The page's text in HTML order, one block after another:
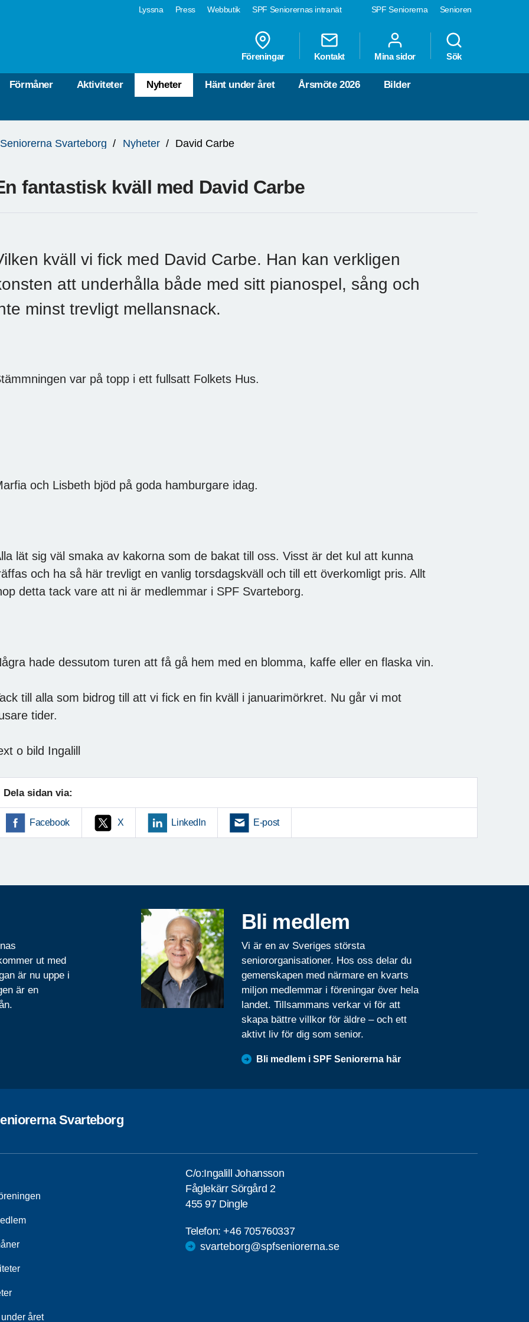
SPF Seniorerna Senioren
Lyssna Press Webbutik SPF Seniorernas intranät
Föreningar Kontakt Mina sidor Sök
Förmåner Aktiviteter Nyheter Hänt under året Årsmöte 2026 Bilder
Svarteborg Nyheter David Carbe
fantastisk kväll med David Carbe
kväll vi fick med David Carbe. Han kan verkligen
att underhålla både med sitt pianospel, sång och
minst trevligt mellansnack.
var på topp i ett fullsatt Folkets Hus.
och Lisbeth bjöd på goda hamburgare idag.
lät sig väl smaka av kakorna som de bakat till oss. Visst är det kul att kunna
och ha så här trevligt en vanlig torsdagskväll och till ett överkomligt pris. Allt
detta tack vare att ni är medlemmar i SPF Svarteborg.
hade dessutom turen att få gå hem med en blomma, kaffe eller en flaska vin.
till alla som bidrog till att vi fick en fin kväll i januarimörkret. Nu går vi mot
tider.
o bild Ingalill
Dela sidan via:
Facebook X LinkedIn E-post
ut med
är nu uppe i
är en
Bli medlem
Vi är en av Sveriges största
seniororganisationer. Hos oss delar du
gemenskapen med närmare en kvarts
miljon medlemmar i föreningar över hela
landet. Tillsammans verkar vi för att
skapa bättre villkor för äldre – och ett
aktivt liv för dig som senior.
Bli medlem i SPF Seniorerna här
Svarteborg
året
C/o:Ingalill Johansson
Fåglekärr Sörgård 2
455 97 Dingle
Telefon:+46 705760337
svarteborg@spfseniorerna.se